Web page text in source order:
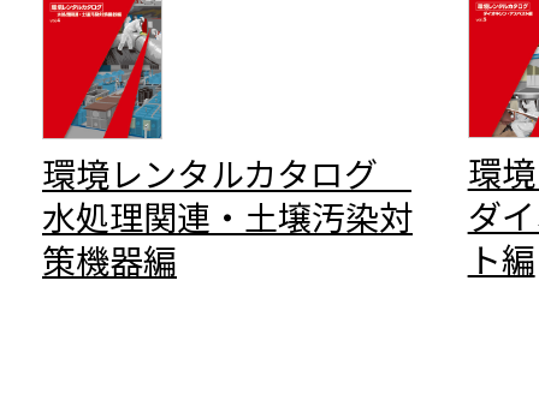
環境レンタルカタログ
水処理関連・土壌汚染対
策機器編
環
ダ
ト編